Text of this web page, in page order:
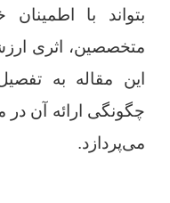
بتواند با
متخصصین، اثری
این مقاله به
چگونگی ارائه آن در
می‌پردازد.